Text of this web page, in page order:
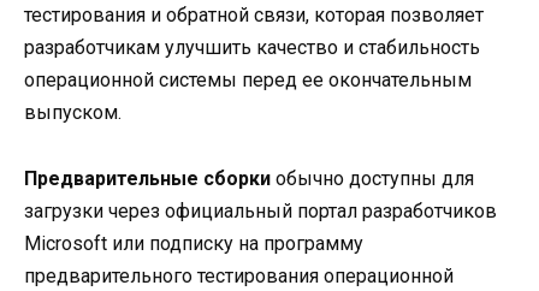
тестирования и обратной связи, которая позволяет
разработчикам улучшить качество и стабильность
операционной системы перед ее окончательным
выпуском.
Предварительные сборки обычно доступны для
загрузки через официальный портал разработчиков
Microsoft или подписку на программу
предварительного тестирования операционной